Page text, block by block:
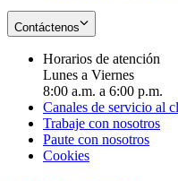
Contáctenos
Horarios de atención
Lunes a Viernes
8:00 a.m. a 6:00 p.m.
Canales de servicio al
Trabaje con nosotros
Paute con nosotros
Cookies